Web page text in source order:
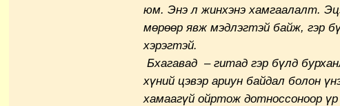
юм. Энэ л жинхэнэ хамгаалалт.
мөрөөр явж мэдлэгтэй байж, гэр
хэрэгтэй.
Бхагавад – гитад гэр бүлд
хүний цэвэр ариун байдал болон
хамаагүй ойртож дотноссоноор